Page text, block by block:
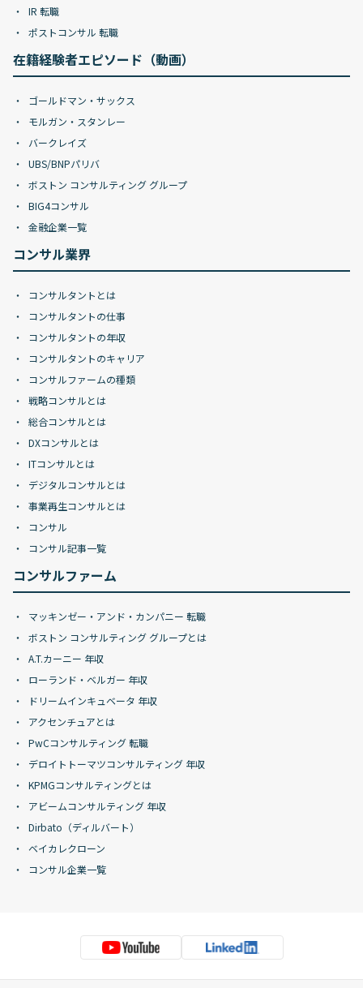
IR 転職
ポストコンサル 転職
在籍経験者エピソード（動画）
ゴールドマン・サックス
モルガン・スタンレー
バークレイズ
UBS/BNPパリバ
ボストン コンサルティング グループ
BIG4コンサル
金融企業一覧
コンサル業界
コンサルタントとは
コンサルタントの仕事
コンサルタントの年収
コンサルタントのキャリア
コンサルファームの種類
戦略コンサルとは
総合コンサルとは
DXコンサルとは
ITコンサルとは
デジタルコンサルとは
事業再生コンサルとは
コンサル
コンサル記事一覧
コンサルファーム
マッキンゼー・アンド・カンパニー 転職
ボストン コンサルティング グループとは
A.T.カーニー 年収
ローランド・ベルガー 年収
ドリームインキュベータ 年収
アクセンチュアとは
PwCコンサルティング 転職
デロイトトーマツコンサルティング 年収
KPMGコンサルティングとは
アビームコンサルティング 年収
Dirbato（ディルバート）
ベイカレクローン
コンサル企業一覧